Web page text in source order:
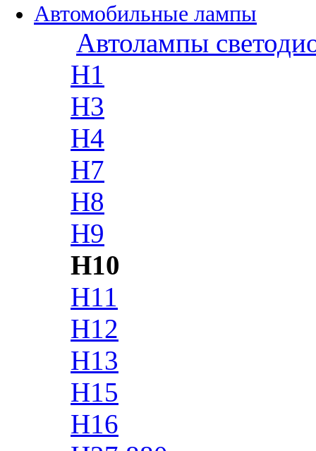
Автомобильные лампы
Автолампы
H1
H3
H4
H7
H8
H9
H10
H11
H12
H13
H15
H16